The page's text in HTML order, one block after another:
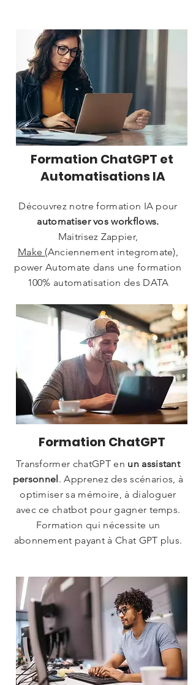
Formation ChatGPT et
Automatisations IA
Découvrez notre formation IA pour
automatiser vos workflows.
Maitrisez Zappier,
Make (Anciennement integromate),
power Automate dans une formation
100% automatisation des DATA
Formation ChatGPT
Transformer chatGPT en un assistant
personnel. Apprenez des scénarios, à
optimiser sa mémoire, à dialoguer
avec ce chatbot pour gagner temps.
Formation qui nécessite un
abonnement payant à Chat GPT plus.